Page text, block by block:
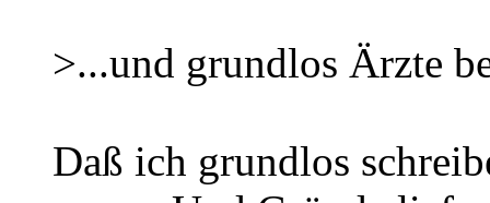
>...und grundlos Ärzte
Daß ich grundlos